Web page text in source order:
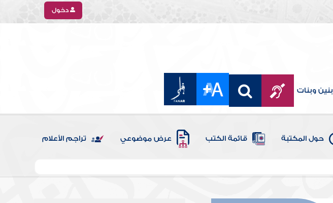
دخول
بنين وبنات
حول المكتبة قائمة الكتب عرض موضوعي تراجم الأعلام